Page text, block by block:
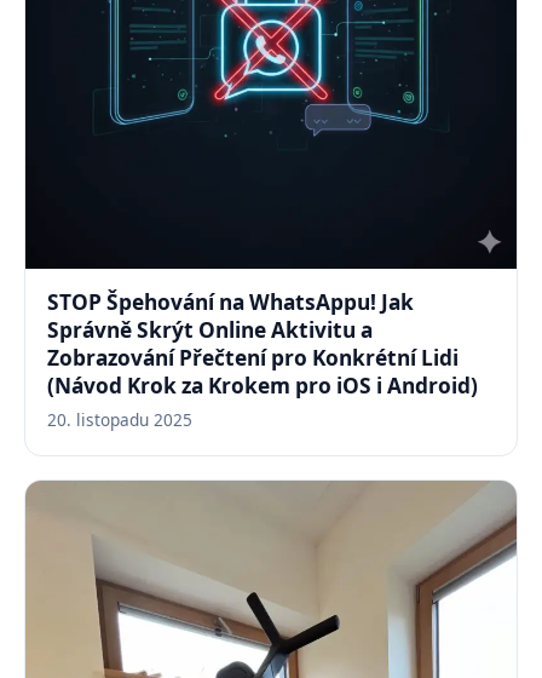
STOP Špehování na WhatsAppu! Jak
Správně Skrýt Online Aktivitu a
Zobrazování Přečtení pro Konkrétní Lidi
(Návod Krok za Krokem pro iOS i Android)
20. listopadu 2025